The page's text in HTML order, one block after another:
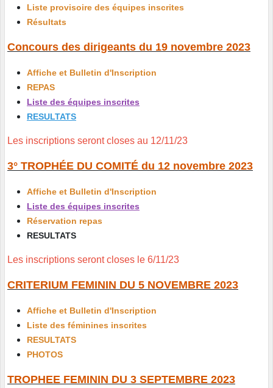
Liste provisoire des équipes inscrites
Résultats
Concours des dirigeants du 19 novembre 2023
Affiche et Bulletin d'Inscription
REPAS
Liste des équipes inscrites
RESULTATS
Les inscriptions seront closes au 12/11/23
3° TROPHÉE DU COMITÉ du 12 novembre 2023
Affiche et Bulletin d'Inscription
Liste des équipes inscrites
Réservation repas
RESULTATS
Les inscriptions seront closes le 6/11/23
CRITERIUM FEMININ DU 5 NOVEMBRE 2023
Affiche et Bulletin d'Inscription
Liste des féminines inscrites
RESULTATS
PHOTOS
TROPHEE FEMININ DU 3 SEPTEMBRE 2023